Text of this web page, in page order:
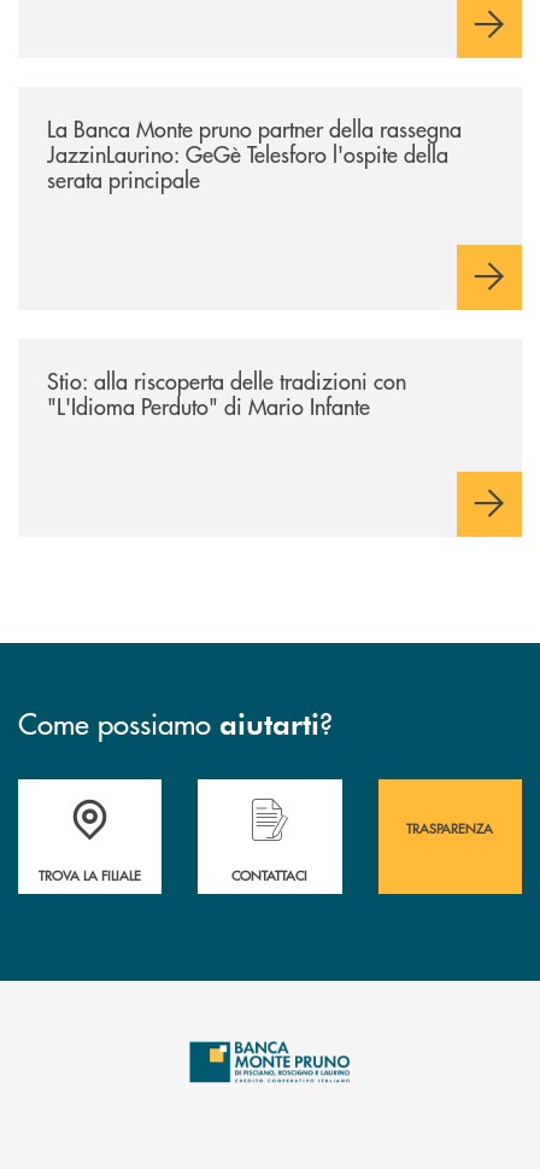
La Banca Monte pruno partner della rassegna
JazzinLaurino: GeGè Telesforo l'ospite della
serata principale
Stio: alla riscoperta delle tradizioni con
"L'Idioma Perduto" di Mario Infante
Come possiamo aiutarti?
Accedi all' elenco completo&nbsp; delle&nbsp; filiali&nbsp; di Banca
TROVA LA FILIALE
Hai bisogno di assistenza immediata?
CONTATTACI
TRASPARENZA